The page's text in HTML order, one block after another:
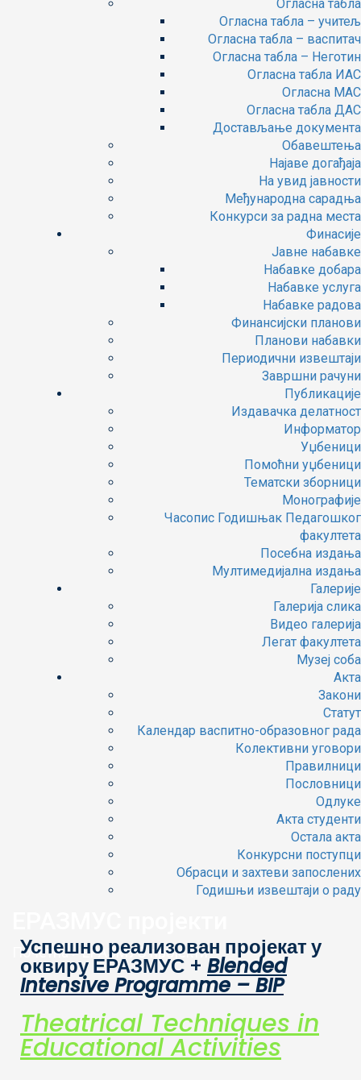
Огласна табла
Огласна табла – учитељ
Огласна табла – васпитач
Огласна табла – Неготин
Огласна табла ИАС
Огласна МАС
Огласна табла ДАС
Достављање документа
Обавештења
Најаве догађаја
На увид јавности
Међународна сарадња
Конкурси за радна места
Финасије
Јавне набавке
Набавке добара
Набавке услуга
Набавке радова
Финансијски планови
Планови набавки
Периодични извештаји
Завршни рачуни
Публикације
Издавачка делатност
Информатор
Уџбеници
Помоћни уџбеници
Тематски зборници
Монографије
Часопис Годишњак Педагошког
факултета
Посебна издања
Мултимедијална издања
Галерије
Галерија слика
Видео галерија
Легат факултета
Музеј соба
Акта
Закони
Статут
Календар васпитно-образовног рада
Колективни уговори
Правилници
Пословници
Одлуке
Акта студенти
Остала акта
Конкурсни поступци
Обрасци и захтеви запослених
Годишњи извештаји о раду
Почетна>ЕРАЗМУС пројекти
Успешно реализован пројекат у
оквиру ЕРАЗМУС + Blended
Intensive Programme – BIP
Theatrical Techniques in
Educational Activities